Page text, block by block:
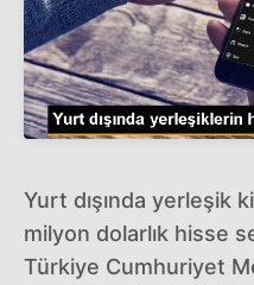
Yurt dışında yerleşik
milyon dolarlık hisse
Türkiye Cumhuriyet